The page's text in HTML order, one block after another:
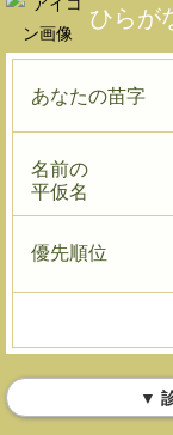
ひらが
あなたの苗字
名前の
平仮名
優先順位
▼